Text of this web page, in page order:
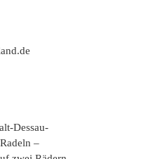
Dessau-
–